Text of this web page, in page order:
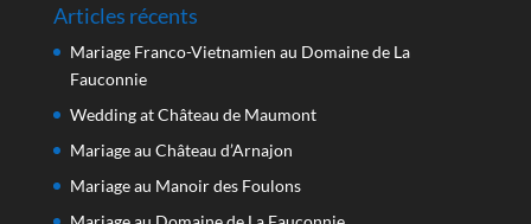
Articles récents
Mariage Franco-Vietnamien au Domaine de La
Fauconnie
Wedding at Château de Maumont
Mariage au Château d’Arnajon
Mariage au Manoir des Foulons